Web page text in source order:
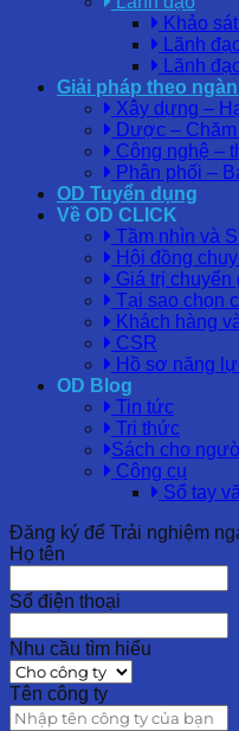
Khảo
Lãnh
Lãnh
Giải pháp theo
Xây dựng –
Dược –
Công nghệ –
Phân phối –
OD Tuyển dụng
Về OD CLICK
Tầm nhìn và
Hội đồng
Giá trị chuyển
Tại sao chọn
Khách hàng
CSR
Hồ sơ năng
OD Blog
Tin tức
Tri thức
Sách cho
Công cụ
Sổ tay
Đăng ký để Trải nghiệm
Họ tên
Số điện thoại
Nhu cầu tìm hiểu
Tên công ty